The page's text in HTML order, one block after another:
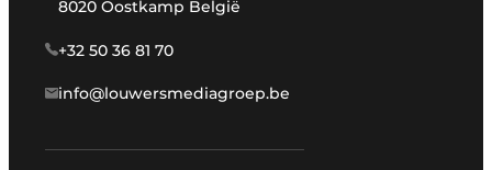
8020 Oostkamp België
+32 50 36 81 70
info@louwersmediagroep.be